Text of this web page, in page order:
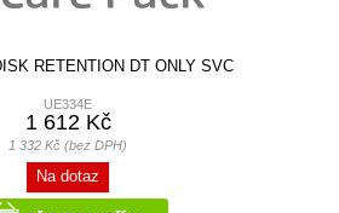
RETENTION DT ONLY SVC
UE334E
1 612 Kč
1 332 Kč (bez DPH)
Na dotaz